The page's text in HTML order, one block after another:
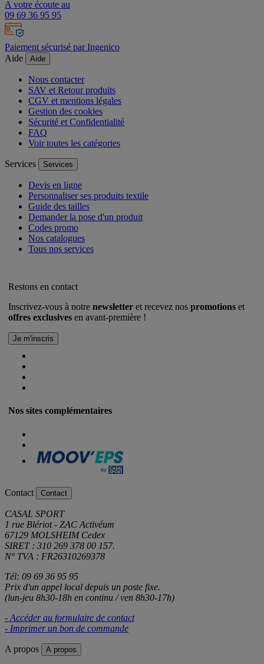
A votre écoute au
09 69 36 95 95
Paiement sécurisé par Ingenico
Aide
Aide
Nous contacter
SAV et Retour produits
CGV et mentions légales
Gestion des cookies
Sécurité et Confidentialité
FAQ
Voir toutes les catégories
Services Services
Devis en ligne
Personnaliser ses produits textile
Guide des tailles
Demander la pose d'un produit
Codes promo
Nos catalogues
Tous nos services
Restons en contact
Inscrivez-vous à notre newsletter et recevez nos promotions et
offres exclusives en avant-première !
Nos sites complémentaires
Contact Contact
CASAL SPORT
1 rue Blériot - ZAC Activéum
67129 MOLSHEIM Cedex
SIRET : 310 269 378 00 157.
N° TVA : FR26310269378
Tél: 09 69 36 95 95
Prix d'un appel local depuis un poste fixe.
(lun-jeu 8h30-18h en continu / ven 8h30-17h)
- Accéder au formulaire de contact
- Imprimer un bon de commande
A propos A propos